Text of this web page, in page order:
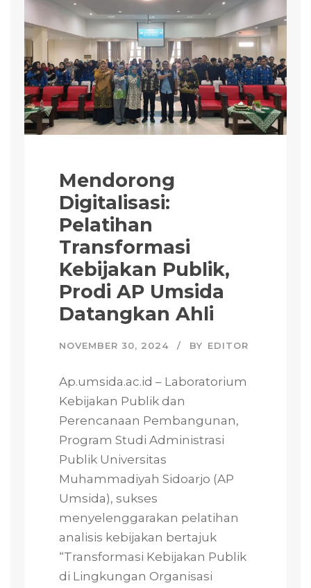
Mendorong
Digitalisasi:
Pelatihan
Transformasi
Kebijakan Publik,
Prodi AP Umsida
Datangkan Ahli
NOVEMBER 30, 2024 BY EDITOR
Ap.umsida.ac.id – Laboratorium
Kebijakan Publik dan
Perencanaan Pembangunan,
Program Studi Administrasi
Publik Universitas
Muhammadiyah Sidoarjo (AP
Umsida), sukses
menyelenggarakan pelatihan
analisis kebijakan bertajuk
“Transformasi Kebijakan Publik
di Lingkungan Organisasi